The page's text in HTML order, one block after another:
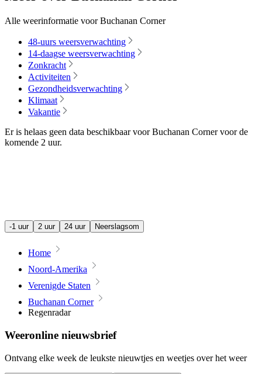
Alle weerinformatie voor Buchanan Corner
48-uurs weersverwachting
14-daagse weersverwachting
Zonkracht
Activiteiten
Gezondheidsverwachting
Klimaat
Vakantie
Er is helaas geen data beschikbaar voor Buchanan Corner voor de
komende 2 uur.
-1 uur 2 uur 24 uur Neerslagsom
Home
Noord-Amerika
Verenigde Staten
Buchanan Corner
Regenradar
Weeronline nieuwsbrief
Ontvang elke week de leukste nieuwtjes en weetjes over het weer